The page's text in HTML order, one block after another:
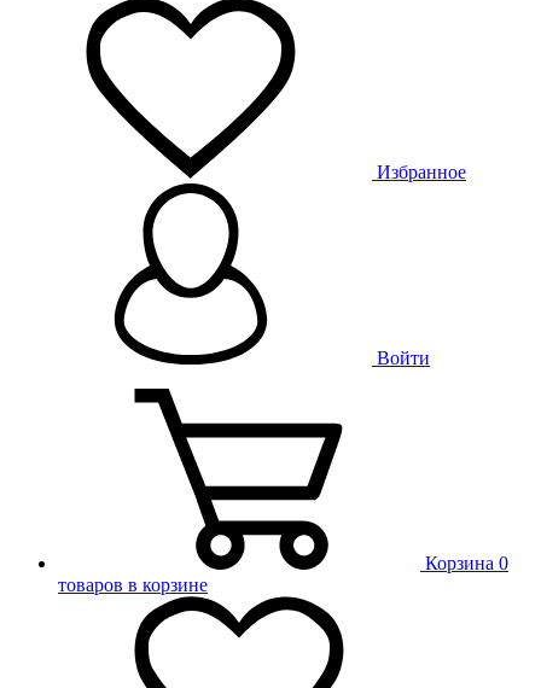
Избранное
Войти
Корзина 0
товаров в корзине